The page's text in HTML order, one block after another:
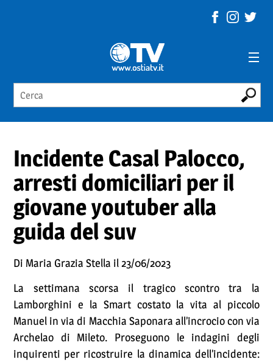
Incidente Casal Palocco,
arresti domiciliari per il
giovane youtuber alla
guida del suv
Di Maria Grazia Stella il 23/06/2023
La settimana scorsa il tragico scontro tra la
Lamborghini e la Smart costato la vita al piccolo
Manuel in via di Macchia Saponara all’incrocio con via
Archelao di Mileto. Proseguono le indagini degli
inquirenti per ricostruire la dinamica dell’incidente: